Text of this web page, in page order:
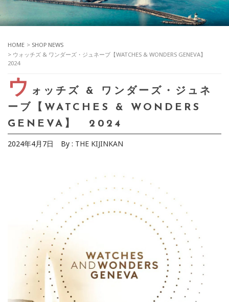
HOME > SHOP NEWS
> ウォッチズ & ワンダーズ・ジュネーブ【WATCHES & WONDERS GENEVA】
2024
ウ ォッチズ & ワンダーズ・ジュネ
ーブ【WATCHES & WONDERS
GENEVA】 2024
2024年4月7日 By : THE KIJINKAN